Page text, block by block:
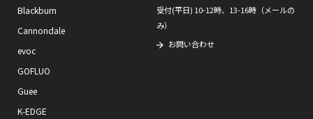
Blackburn
Cannondale
evoc
GOFLUO
Guee
K-EDGE
受付(平日) 10-12時、13-16時（メールの
み）
お問い合わせ